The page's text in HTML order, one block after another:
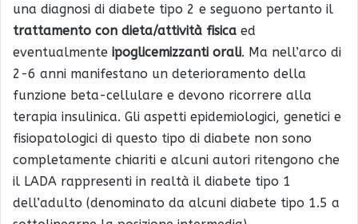
una diagnosi di diabete tipo 2 e seguono pertanto il
trattamento con dieta/attività fisica ed
eventualmente ipoglicemizzanti orali. Ma nell’arco di
2-6 anni manifestano un deterioramento della
funzione beta-cellulare e devono ricorrere alla
terapia insulinica. Gli aspetti epidemiologici, genetici e
fisiopatologici di questo tipo di diabete non sono
completamente chiariti e alcuni autori ritengono che
il LADA rappresenti in realtà il diabete tipo 1
dell’adulto (denominato da alcuni diabete tipo 1.5 a